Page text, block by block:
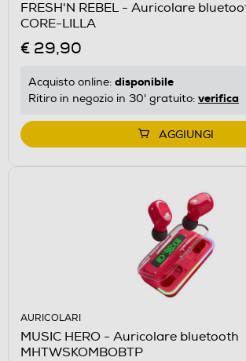
FRESH'N REBEL - Auricolare
CORE-LILLA
€ 29,90
Acquisto online: disponibile
Ritiro in negozio in 30' gratuito: verifica
AGGIUNGI
AURICOLARI
MUSIC HERO - Auricolare bluetooth
MHTWSKOMBOBTP